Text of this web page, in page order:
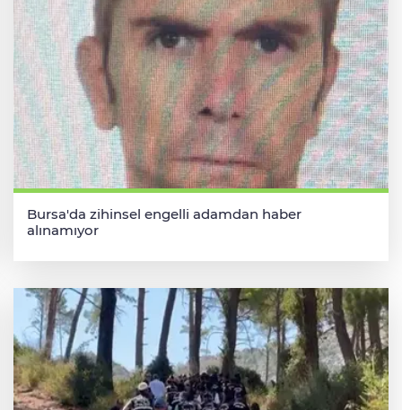
Bursa'da zihinsel engelli adamdan haber
alınamıyor